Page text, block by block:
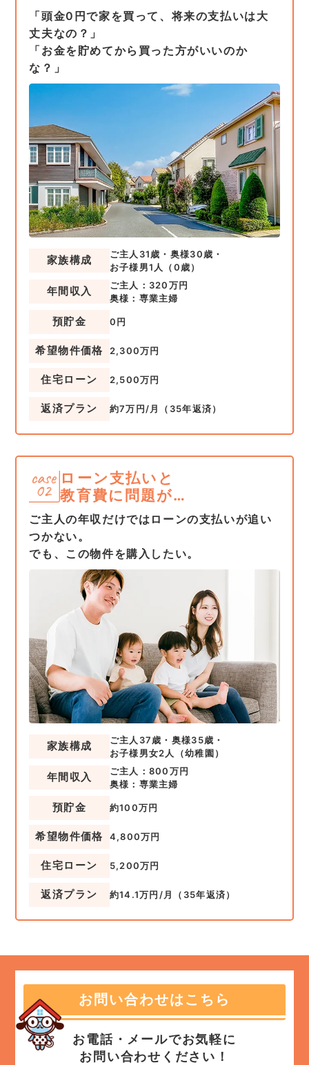
「頭金0円で家を買って、将来の支払いは大
丈夫なの？」
「お金を貯めてから買った方がいいのか
な？」
家族構成
ご主人31歳・奥様30歳・
お子様男1人（0歳）
年間収入
ご主人：320万円
奥様：専業主婦
預貯金 0円
希望物件価格 2,300万円
住宅ローン 2,500万円
返済プラン 約7万円/月（35年返済）
ローン支払いと
教育費に問題が…
ご主人の年収だけではローンの支払いが追い
つかない。
でも、この物件を購入したい。
家族構成
ご主人37歳・奥様35歳・
お子様男女2人（幼稚園）
年間収入
ご主人：800万円
奥様：専業主婦
預貯金 約100万円
希望物件価格 4,800万円
住宅ローン 5,200万円
返済プラン 約14.1万円/月（35年返済）
お問い合わせはこちら
お電話・メールでお気軽に
お問い合わせください！